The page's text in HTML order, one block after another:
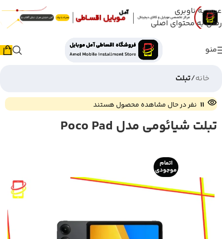
عبور به ناوبری
رفتن به محتوای اصلی
منو
خانه تبلت
11 نفر در حال مشاهده محصول هستند
تبلت شیائومی مدل Poco Pad
اتمام
موجودی